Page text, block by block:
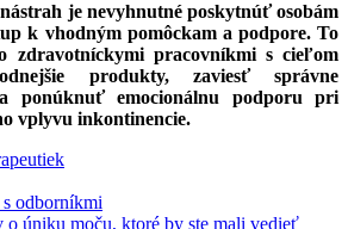
je nevyhnutné poskytnúť osobám
k vhodným pomôckam a podpore. To
zdravotníckymi pracovníkmi s cieľom
produkty, zaviesť správne
ponúknuť emocionálnu podporu pri
vplyvu inkontinencie.
odborníkmi